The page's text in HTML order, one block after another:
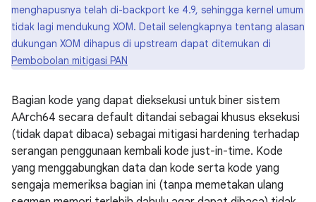
menghapusnya telah di-backport ke 4.9, sehingga kernel umum
tidak lagi mendukung XOM. Detail selengkapnya tentang alasan
dukungan XOM dihapus di upstream dapat ditemukan di
Pembobolan mitigasi PAN
Bagian kode yang dapat dieksekusi untuk biner sistem
AArch64 secara default ditandai sebagai khusus eksekusi
(tidak dapat dibaca) sebagai mitigasi hardening terhadap
serangan penggunaan kembali kode just-in-time. Kode
yang menggabungkan data dan kode serta kode yang
sengaja memeriksa bagian ini (tanpa memetakan ulang